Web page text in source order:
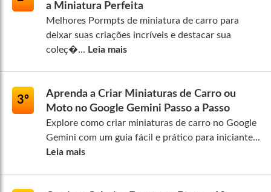
a Miniatura Perfeita
Melhores Pormpts de miniatura de carro para
deixar suas criações incríveis e destacar sua
coleç�... Leia mais
3º
Aprenda a Criar Miniaturas de Carro ou
Moto no Google Gemini Passo a Passo
Explore como criar miniaturas de carro no Google
Gemini com um guia fácil e prático para iniciante...
Leia mais